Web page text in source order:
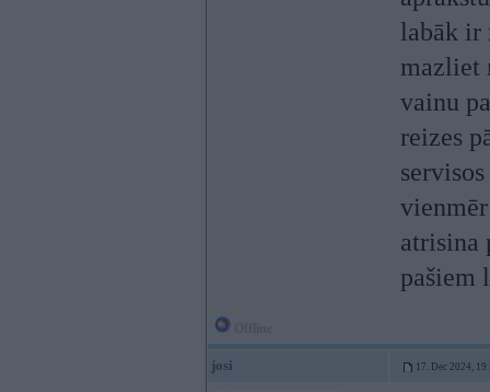
labāk ir
mazliet
vainu
reizes
atrisina
pašiem
josi 17. Dec 2024,